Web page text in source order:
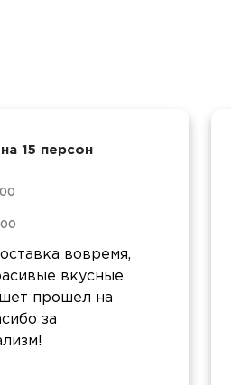
15 персон
вовремя,
вкусные
прошел на
за